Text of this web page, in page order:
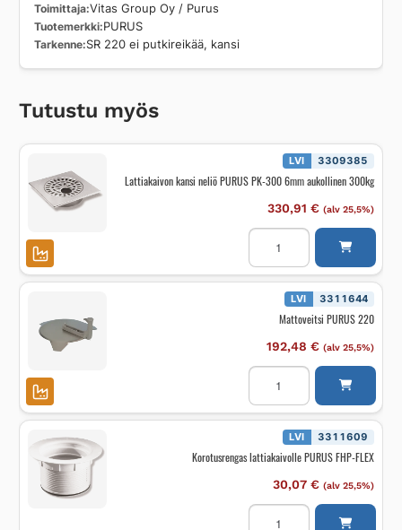
Toimittaja Vitas Group Oy / Purus
Tuotemerkki PURUS
Tarkenne SR 220 ei putkireikää, kansi
Tutustu myös
LVI 3309385
Lattiakaivon kansi neliö PURUS PK-300 6mm aukollinen 300kg
330,91 € (alv 25,5%)
Lattiakaivon
kansi
PURUS
PK-
aukollinen
määrä
LVI 3311644
Mattoveitsi PURUS 220
192,48 € (alv 25,5%)
Mattoveitsi
PURUS
määrä
LVI 3311609
Korotusrengas lattiakaivolle PURUS FHP-FLEX
30,07 € (alv 25,5%)
Korotusrengas
lattiakaivolle